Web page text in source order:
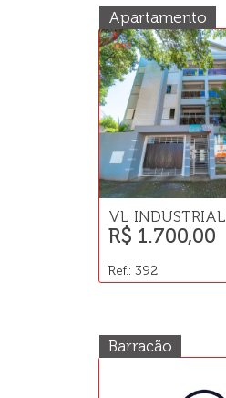
Apartamento
VL INDUSTRIAL
R$ 1.700,00
Ref.: 392
Barracão